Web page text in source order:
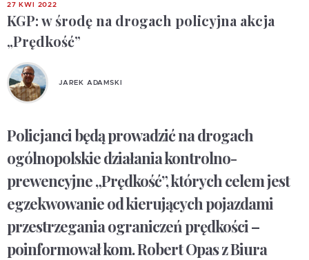
27 KWI 2022
KGP: w środę na drogach policyjna akcja
„Prędkość”
JAREK ADAMSKI
Policjanci będą prowadzić na drogach
ogólnopolskie działania kontrolno-
prewencyjne „Prędkość”, których celem jest
egzekwowanie od kierujących pojazdami
przestrzegania ograniczeń prędkości –
poinformował kom. Robert Opas z Biura